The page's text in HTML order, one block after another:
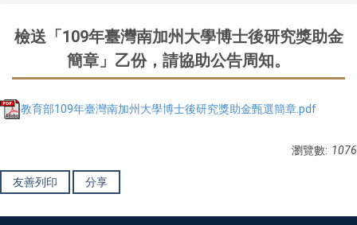
檢送「109年臺灣南加州大學博士後研究獎助金
簡章」乙份，請協助公告周知。
教育部109年臺灣南加州大學博士後研究獎助金甄選簡章.pdf
瀏覽數: 1076
友善列印 分享